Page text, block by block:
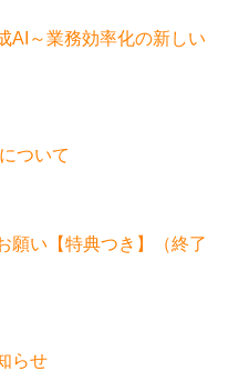
AI～業務効率化の新しい
について
願い【特典つき】（終了
らせ